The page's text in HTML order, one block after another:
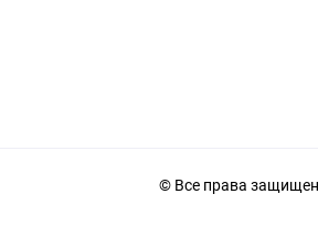
© Все права